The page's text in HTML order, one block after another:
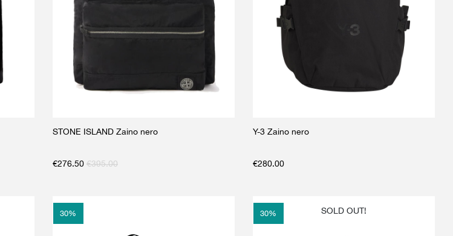
STONE ISLAND Zaino nero
€276.50 €395.00
Y-3 Zaino nero
€280.00
30% 30% SOLD OUT!